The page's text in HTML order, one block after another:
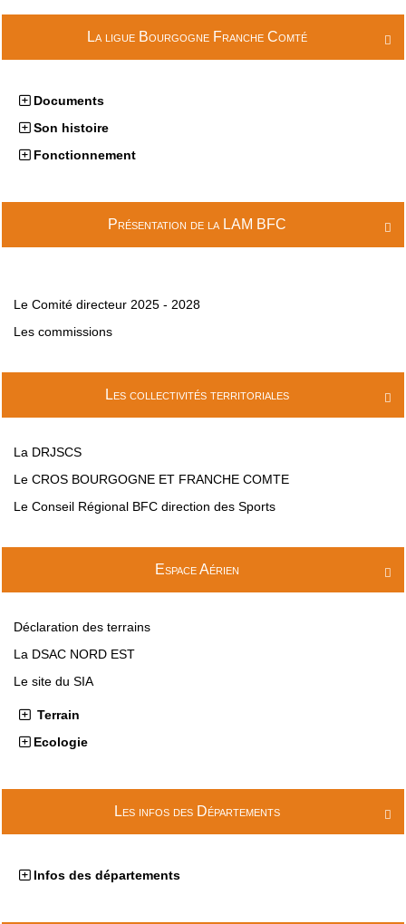

La ligue Bourgogne Franche Comté
Documents
Son histoire
Fonctionnement

Présentation de la LAM BFC
Le Comité directeur 2025 - 2028
Les commissions

Les collectivités territoriales
La DRJSCS
Le CROS BOURGOGNE ET FRANCHE COMTE
Le Conseil Régional BFC direction des Sports

Espace Aérien
Déclaration des terrains
La DSAC NORD EST
Le site du SIA
Terrain
Ecologie

Les infos des Départements
Infos des départements